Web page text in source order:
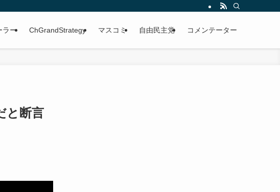
ラー ChGrandStrategy マスコミ 自由民主党 コメンテーター
と断言